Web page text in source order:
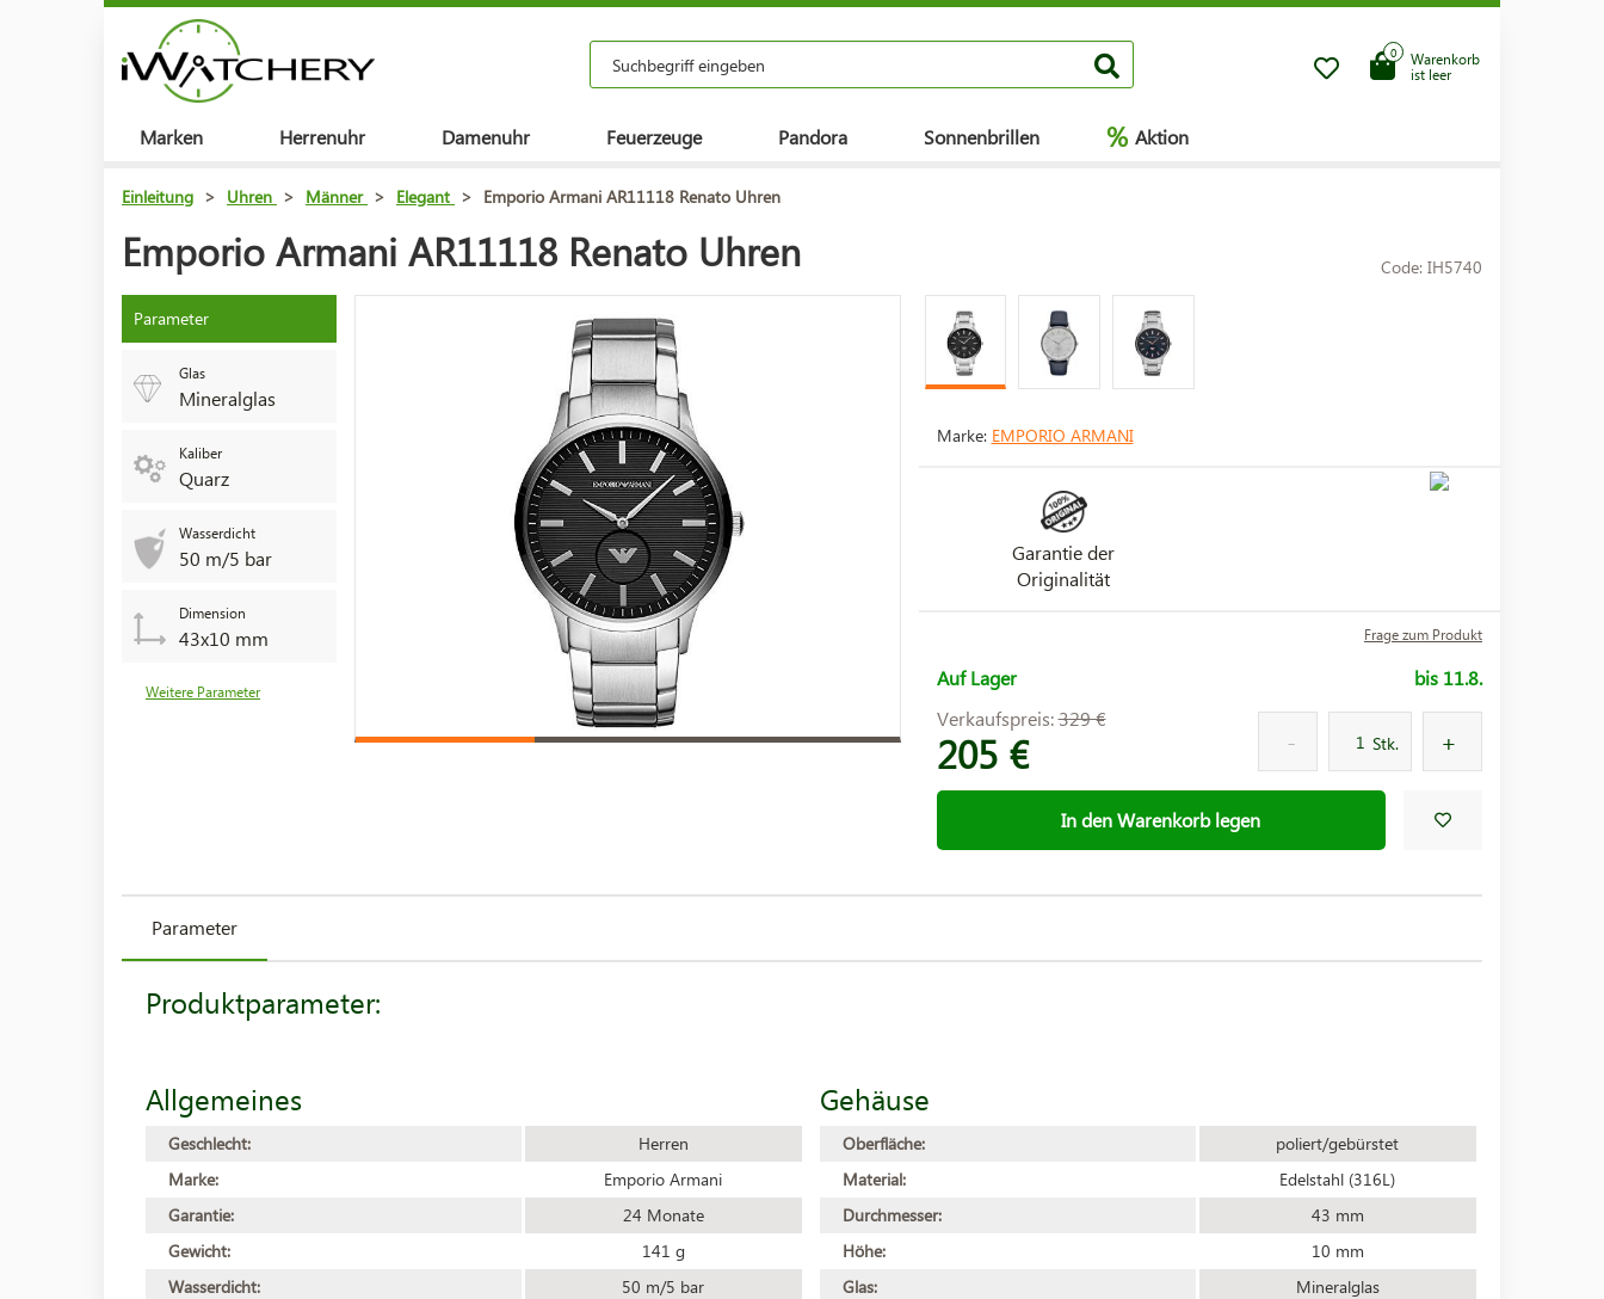
Warenkorb
ist leer
0
Marken Herrenuhr Damenuhr Feuerzeuge Pandora Sonnenbrillen % Aktion
Einleitung > Uhren > Männer > Elegant > Emporio Armani AR11118 Renato Uhren
Emporio Armani AR11118 Renato Uhren Code: IH5740
Parameter
Glas
Mineralglas
Kaliber
Quarz
Wasserdicht
50 m/5 bar
Dimension
43x10 mm
Weitere Parameter
Marke: EMPORIO ARMANI
Garantie der
Originalität
Frage zum Produkt
Auf Lager
bis 11.8.
Verkaufspreis:329 €
205 € Stk.
In den Warenkorb legen
Parameter
Produktparameter:
Allgemeines
Geschlecht:
Herren
Marke:
Emporio Armani
Garantie:
24 Monate
Gewicht:
141 g
Wasserdicht:
50 m/5 bar
Gehäuse
Oberfläche:
poliert/gebürstet
Material:
Edelstahl (316L)
Durchmesser:
43 mm
Höhe:
10 mm
Glas:
Mineralglas